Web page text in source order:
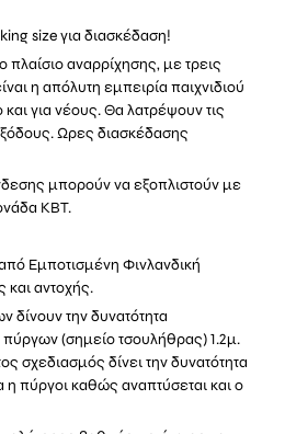
size για διασκέδαση!
πλαίσιο αναρρίχησης, με τρεις
η απόλυτη εμπειρία παιχνιδιού
και για νέους. Θα λατρέψουν τις
Ωρες διασκέδασης
μπορούν να εξοπλιστούν με
KBT.
Εμποτισμένη Φινλανδική
και αντοχής.
δίνουν την δυνατότητα
(σημείο τσουλήθρας) 1.2μ.
σχεδιασμός δίνει την δυνατότητα
η πύργοι καθώς αναπτύσεται και ο